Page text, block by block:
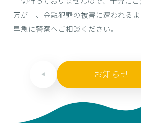
万が一、金融犯罪の被害に遭われるよ
早急に警察へご相談ください。
お知らせ